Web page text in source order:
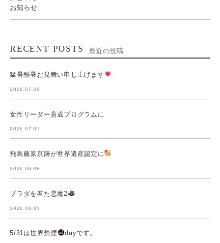
お知らせ
RECENT POSTS 最近の投稿
猛暑酷暑お見舞い申し上げます
2026.07.29
女性リーダー育成プログラムに
2026.07.07
飛鳥藤原京跡が世界遺産認定に
2026.06.08
プラダを着た悪魔2
2026.06.01
5/31は世界禁煙 dayです。